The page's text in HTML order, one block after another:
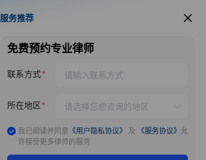
服务推荐
服务推荐
免费预约专业律师
联系方式
所在地区
我已阅读并同意 《用户隐私协议》 及 《服务协议》 允
许接受更多律师的服务